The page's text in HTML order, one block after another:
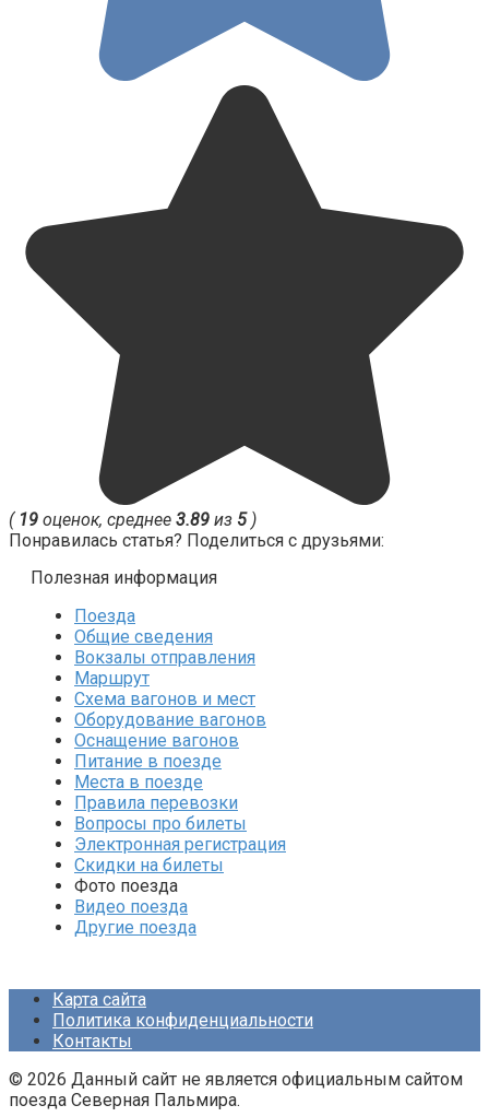
( 19 оценок, среднее 3.89 из 5)
Понравилась статья? Поделиться с друзьями:
Полезная информация
Поезда
Общие сведения
Вокзалы отправления
Маршрут
Схема вагонов и мест
Оборудование вагонов
Оснащение вагонов
Питание в поезде
Места в поезде
Правила перевозки
Вопросы про билеты
Электронная регистрация
Скидки на билеты
Фото поезда
Видео поезда
Другие поезда
Карта сайта
Политика конфиденциальности
Контакты
© 2026 Данный сайт не является официальным сайтом
поезда Северная Пальмира.